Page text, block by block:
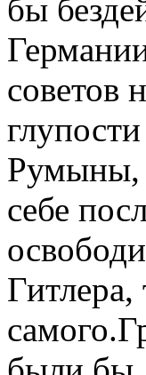
бы
советов
Румыны,
себе